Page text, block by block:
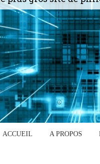
ACCUEIL A PROPOS